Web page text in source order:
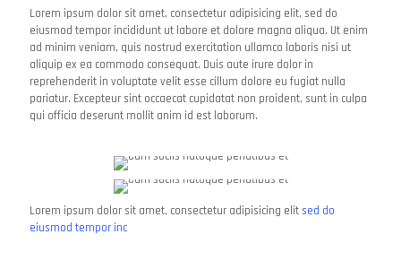
Lorem ipsum dolor sit amet, consectetur adipisicing elit, sed do
eiusmod tempor incididunt ut labore et dolore magna aliqua. Ut enim
ad minim veniam, quis nostrud exercitation ullamco laboris nisi ut
aliquip ex ea commodo consequat. Duis aute irure dolor in
reprehenderit in voluptate velit esse cillum dolore eu fugiat nulla
pariatur. Excepteur sint occaecat cupidatat non proident, sunt in culpa
qui officia deserunt mollit anim id est laborum.
Lorem ipsum dolor sit amet, consectetur adipisicing elitsed do
eiusmod tempor inc